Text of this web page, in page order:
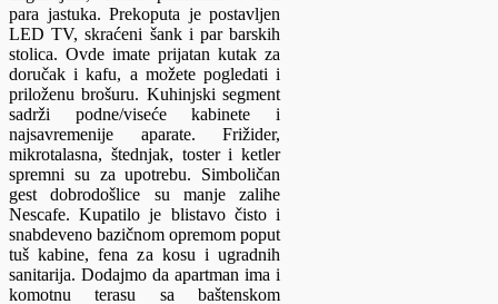
para jastuka. Prekoputa je postavljen
LED TV, skraćeni šank i par barskih
stolica. Ovde imate prijatan kutak za
doručak i kafu, a možete pogledati i
priloženu brošuru. Kuhinjski segment
sadrži podne/viseće kabinete i
najsavremenije aparate. Frižider,
mikrotalasna, štednjak, toster i ketler
spremni su za upotrebu. Simboličan
gest dobrodošlice su manje zalihe
Nescafe. Kupatilo je blistavo čisto i
snabdeveno bazičnom opremom poput
tuš kabine, fena za kosu i ugradnih
sanitarija. Dodajmo da apartman ima i
komotnu terasu sa baštenskom